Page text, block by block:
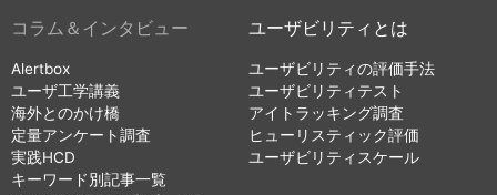
コラム＆インタビュー
Alertbox
ユーザ工学講義
海外とのかけ橋
定量アンケート調査
実践HCD
キーワード別記事一覧
ユーザビリティとは
ユーザビリティの評価手法
ユーザビリティテスト
アイトラッキング調査
ヒューリスティック評価
ユーザビリティスケール